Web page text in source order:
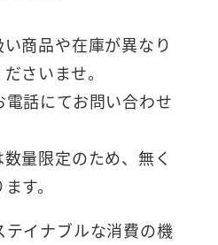
商品や在庫が異なり
さいませ。
話にてお問い合わせ
量限定のため、無く
す。
イナブルな消費の機